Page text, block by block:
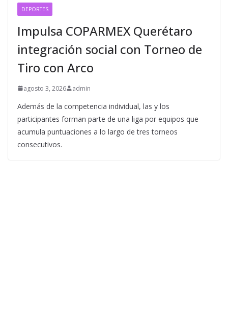
DEPORTES
Impulsa COPARMEX Querétaro
integración social con Torneo de
Tiro con Arco
agosto 3, 2026 admin
Además de la competencia individual, las y los
participantes forman parte de una liga por equipos que
acumula puntuaciones a lo largo de tres torneos
consecutivos.